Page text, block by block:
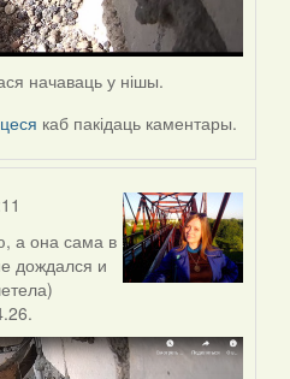
начаваць у нішы.
каб пакідаць каментары.
а она сама в
дождался и